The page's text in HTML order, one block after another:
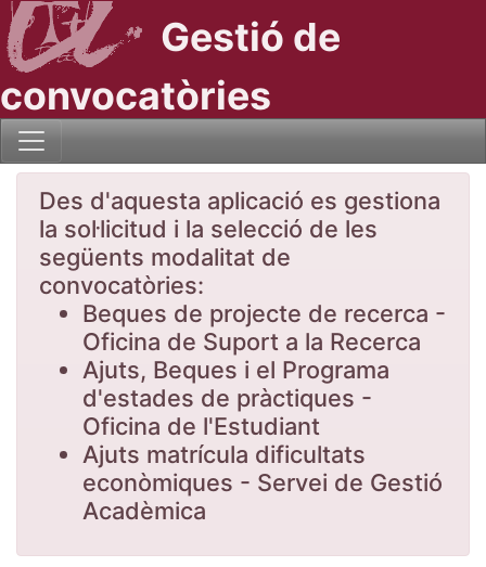
Gestió de
convocatòries
Des d'aquesta aplicació es gestiona
la sol·licitud i la selecció de les
següents modalitat de
convocatòries:
Beques de projecte de recerca -
Oficina de Suport a la Recerca
Ajuts, Beques i el Programa
d'estades de pràctiques -
Oficina de l'Estudiant
Ajuts matrícula dificultats
econòmiques - Servei de Gestió
Acadèmica